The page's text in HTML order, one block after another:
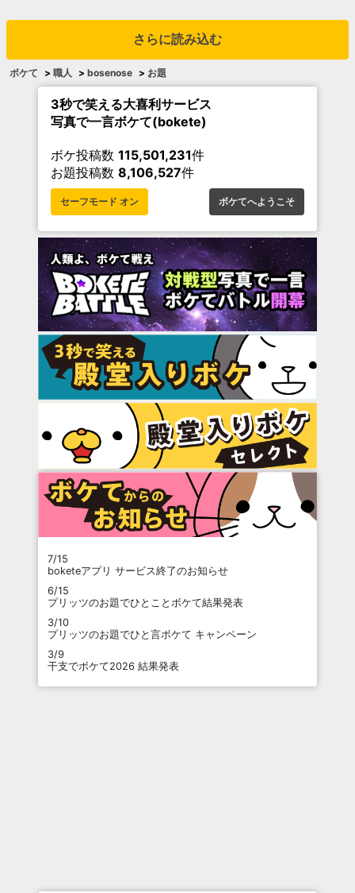
さらに読み込む
ボケて > 職人 > bosenose > お題
3秒で笑える大喜利サービス
写真で一言ボケて(bokete)
ボケ投稿数 115,501,231件
お題投稿数 8,106,527件
セーフモード オン ボケてへようこそ
7/15
boketeアプリ サービス終了のお知らせ
6/15
プリッツのお題でひとことボケて結果発表
3/10
プリッツのお題でひと言ボケて キャンペーン
3/9
干支でボケて2026 結果発表